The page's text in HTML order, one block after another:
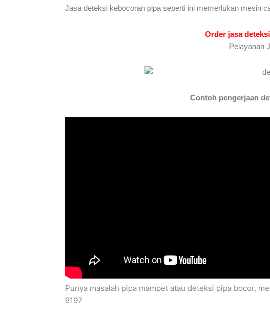
Jasa deteksi kebocoran pipa seperti ini memerlukan mesin
Order jasa
Pelayanan
Contoh pengerjaan
Punya masalah pipa mampet atau deteksi pipa bocor,
9197